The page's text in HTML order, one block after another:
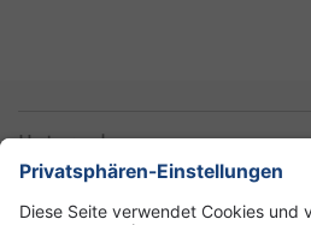
Unternehmen
Informationen